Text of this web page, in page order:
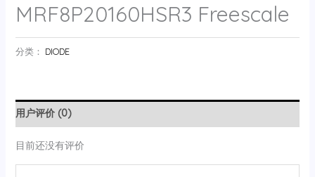
MRF8P20160HSR3 Freescale
分类： DIODE
用户评价 (0)
目前还没有评价